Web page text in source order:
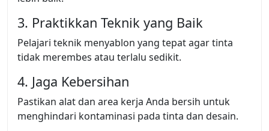
3. Praktikkan Teknik yang Baik
Pelajari teknik menyablon yang tepat agar tinta
tidak merembes atau terlalu sedikit.
4. Jaga Kebersihan
Pastikan alat dan area kerja Anda bersih untuk
menghindari kontaminasi pada tinta dan desain.